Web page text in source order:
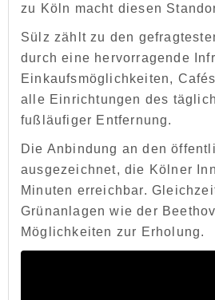
zu Köln macht diesen
Sülz zählt zu den
durch eine hervorragende
Einkaufsmöglichkeiten,
alle Einrichtungen des
fußläufiger Entfernung.
Die Anbindung an den
ausgezeichnet, die Kölner
Minuten erreichbar.
Grünanlagen wie der
Möglichkeiten zur Erholung.